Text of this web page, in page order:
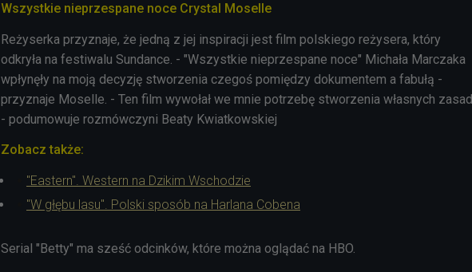
Wszystkie nieprzespane noce Crystal Moselle
Reżyserka przyznaje, że jedną z jej inspiracji jest film polskiego reżysera, który
odkryła na festiwalu Sundance. - "Wszystkie nieprzespane noce" Michała Marczaka
wpłynęły na moją decyzję stworzenia czegoś pomiędzy dokumentem a fabułą -
przyznaje Moselle. - Ten film wywołał we mnie potrzebę stworzenia własnych zasad
- podumowuje rozmówczyni Beaty Kwiatkowskiej
Zobacz także:
"Eastern". Western na Dzikim Wschodzie
"W głębu lasu". Polski sposób na Harlana Cobena
Serial "Betty" ma sześć odcinków, które można oglądać na HBO.